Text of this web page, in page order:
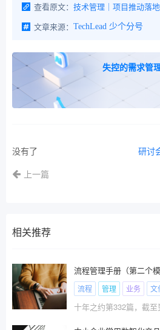
查看原文：
文章来源： TechLead 少个分号
失控的需求管
没有了
上一篇
相关推荐
流程管理手册（第二个模
流程 管理 业务 文
十年之约第332篇，截